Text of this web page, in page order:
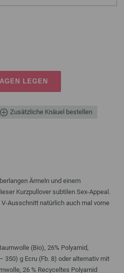
LEGEN
Zusätzliche Knäuel bestellen
Ärmeln und einem
Kurzpullover subtilen Sex-Appeal.
Ausschnitt natürlich auch mal vorne
(Bio), 26% Polyamid,
350) g Ecru (Fb. 8) oder alternativ mit
26 % Recyceltes Polyamid